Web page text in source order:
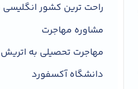
راحت ترین کشور انگلیسی
مشاوره مهاجرت
مهاجرت تحصیلی به اتریش
دانشگاه آکسفورد